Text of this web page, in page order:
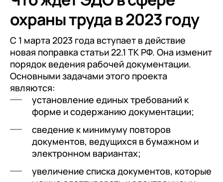
охраны труда в 2023 году
С 1 марта 2023 года вступает в действие
новая поправка статьи 22.1 ТК РФ. Она изменит
порядок ведения рабочей документации.
Основными задачами этого проекта
являются:
установление единых требований к
форме и содержанию документации;
сведение к минимуму повторов
документов, ведущихся в бумажном и
электронном вариантах;
увеличение списка документов, которые